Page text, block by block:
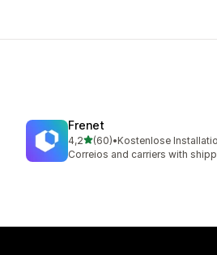
Frenet
4,2von 5 Sternen
(60)
60 Rezensionen insgesamt
•Kostenlose
Correios and carriers with